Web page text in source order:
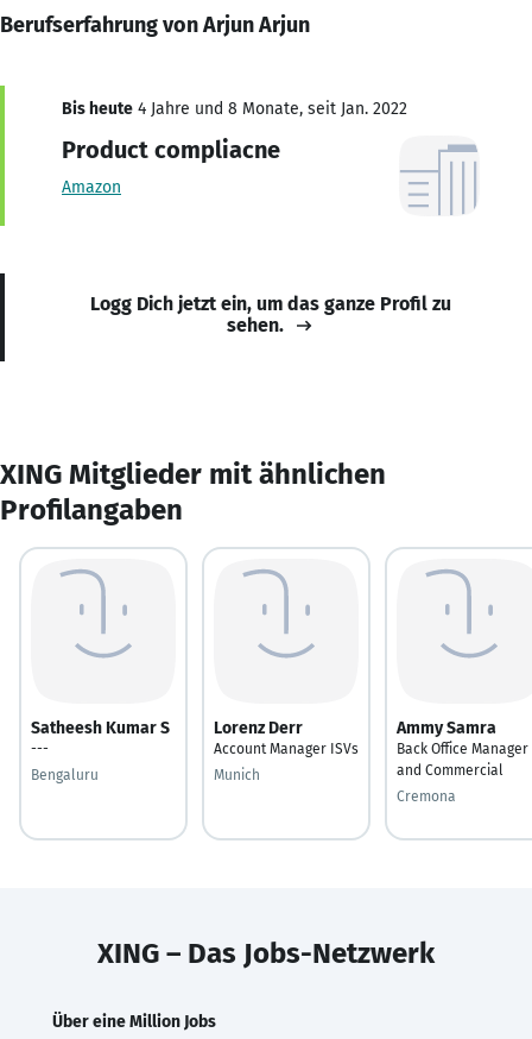
Berufserfahrung von Arjun Arjun
Bis heute 4 Jahre und 8 Monate, seit Jan. 2022
Product compliacne
Amazon
Logg Dich jetzt ein, um das ganze Profil zu
sehen.
XING Mitglieder mit ähnlichen
Profilangaben
Satheesh Kumar S
---
Bengaluru
Lorenz Derr
Account Manager ISVs
Munich
Ammy Samra
Back Office Manager
and Commercial
Cremona
XING – Das Jobs-Netzwerk
Über eine Million Jobs